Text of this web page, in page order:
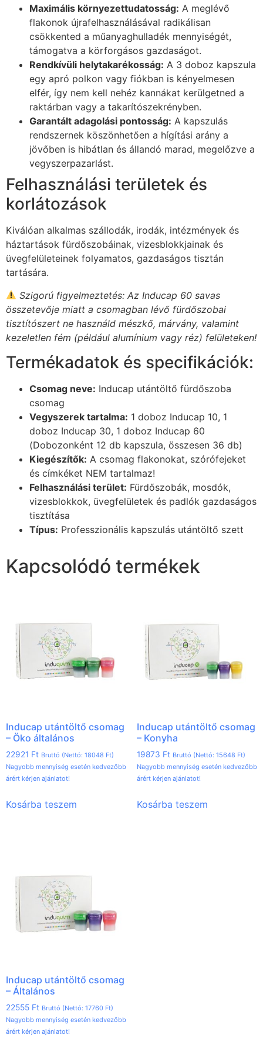
Maximális környezettudatosság: A meglévő
flakonok újrafelhasználásával radikálisan
csökkented a műanyaghulladék mennyiségét,
támogatva a körforgásos gazdaságot.
Rendkívüli helytakarékosság: A 3 doboz kapszula
egy apró polkon vagy fiókban is kényelmesen
elfér, így nem kell nehéz kannákat kerülgetned a
raktárban vagy a takarítószekrényben.
Garantált adagolási pontosság: A kapszulás
rendszernek köszönhetően a hígítási arány a
jövőben is hibátlan és állandó marad, megelőzve a
vegyszerpazarlást.
Felhasználási területek és
korlátozások
Kiválóan alkalmas szállodák, irodák, intézmények és
háztartások fürdőszobáinak, vizesblokkjainak és
üvegfelületeinek folyamatos, gazdaságos tisztán
tartására.
Szigorú figyelmeztetés: Az Inducap 60 savas
összetevője miatt a csomagban lévő fürdőszobai
tisztítószert ne használd mészkő, márvány, valamint
kezeletlen fém (például alumínium vagy réz) felületeken!
Termékadatok és specifikációk:
Csomag neve: Inducap utántöltő fürdőszoba
csomag
Vegyszerek tartalma: 1 doboz Inducap 10, 1
doboz Inducap 30, 1 doboz Inducap 60
(Dobozonként 12 db kapszula, összesen 36 db)
Kiegészítők: A csomag flakonokat, szórófejeket
és címkéket NEM tartalmaz!
Felhasználási terület: Fürdőszobák, mosdók,
vizesblokkok, üvegfelületek és padlók gazdaságos
tisztítása
Típus: Professzionális kapszulás utántöltő szett
Kapcsolódó termékek
Inducap utántöltő csomag
– Öko általános
22921 Ft Bruttó (Nettó: 18048 Ft)
Nagyobb mennyiség esetén kedvezőbb
árért kérjen ajánlatot!
Kosárba teszem
Inducap utántöltő csomag
– Konyha
19873 Ft Bruttó (Nettó: 15648 Ft)
Nagyobb mennyiség esetén kedvezőbb
árért kérjen ajánlatot!
Kosárba teszem
Inducap utántöltő csomag
– Általános
22555 Ft Bruttó (Nettó: 17760 Ft)
Nagyobb mennyiség esetén kedvezőbb
árért kérjen ajánlatot!